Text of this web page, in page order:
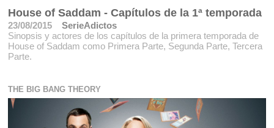
House of Saddam - Capítulos de la 1ª temporada
23/08/2015
SerieAdictos
Sinopsis y actores de los capítulos de la primera temporada de
House of Saddam como Primera Parte, Segunda Parte, Tercera
Parte.
THE BIG BANG THEORY